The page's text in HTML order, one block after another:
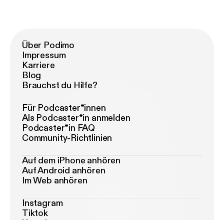
Über Podimo
Impressum
Karriere
Blog
Brauchst du Hilfe?
Für Podcaster*innen
Als Podcaster*in anmelden
Podcaster*in FAQ
Community-Richtlinien
Auf dem iPhone anhören
Auf Android anhören
Im Web anhören
Instagram
Tiktok